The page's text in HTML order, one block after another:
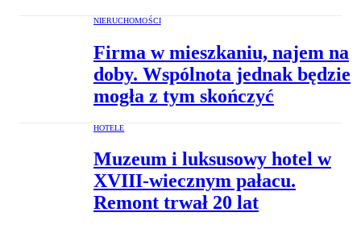
NIERUCHOMOŚCI
Firma w mieszkaniu, najem na
doby. Wspólnota jednak będzie
mogła z tym skończyć
HOTELE
Muzeum i luksusowy hotel w
XVIII-wiecznym pałacu.
Remont trwał 20 lat